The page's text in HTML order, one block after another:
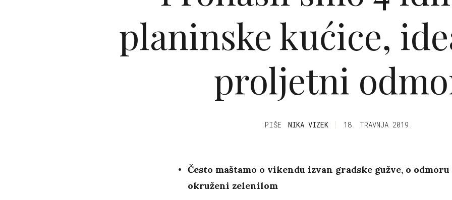
planinske kućice,
proljetni
PIŠE NIKA VIZEK 18. TRAVNJA 2019.
Često maštamo o vikendu izvan gradske gužve, o odmoru
okruženi zelenilom